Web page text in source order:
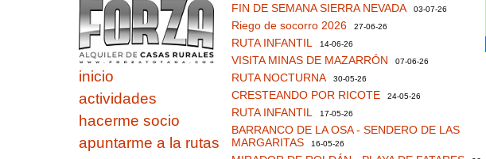
inicio
actividades
hacerme socio
apuntarme a la rutas
FIN DE SEMANA SIERRA NEVADA 03-07-26
Riego de socorro 2026 27-06-26
RUTA INFANTIL 14-06-26
VISITA MINAS DE MAZARRÓN 07-06-26
RUTA NOCTURNA 30-05-26
CRESTEANDO POR RICOTE 24-05-26
RUTA INFANTIL 17-05-26
BARRANCO DE LA OSA - SENDERO DE LAS
MARGARITAS 16-05-26